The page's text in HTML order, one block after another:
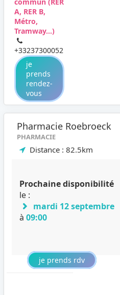
A, RER B,
Métro,
Tramway...)
+33237300052
je
prends
rendez-
vous
Pharmacie Roebroeck
PHARMACIE
Distance : 82.5km
Prochaine disponibilité
le :
mardi 12 septembre
à09:00
je prends rdv